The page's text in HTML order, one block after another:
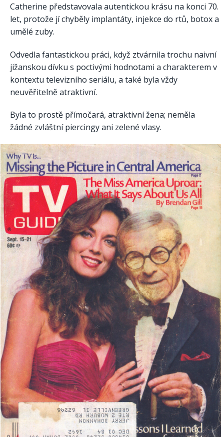
Catherine představovala autentickou krásu na konci 70.
let, protože jí chyběly implantáty, injekce do rtů, botox a
umělé zuby.
Odvedla fantastickou práci, když ztvárnila trochu naivní
jižanskou dívku s poctivými hodnotami a charakterem v
kontextu televizního seriálu, a také byla vždy
neuvěřitelně atraktivní.
Byla to prostě přímočará, atraktivní žena; neměla
žádné zvláštní piercingy ani zelené vlasy.